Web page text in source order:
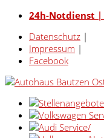
24h-Notdienst |
Datenschutz |
Impressum |
Facebook